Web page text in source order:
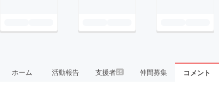
ホーム 活動報告 支援者25 仲間募集 コメント